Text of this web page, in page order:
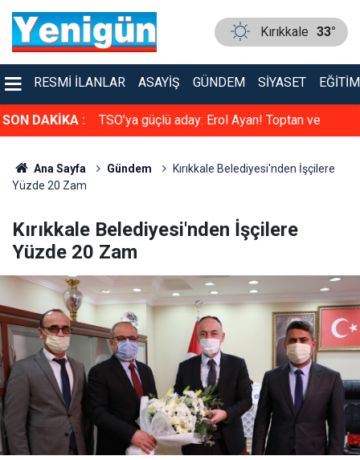
Kırıkkale 33°
RESMI İLANLAR ASAYIŞ GÜNDEM SIYASET EĞITIM
SON DAKİKA :
çarpıştı TSO’ya güçlü aday: Erol Ayan! Toptan ve
Ana Sayfa Gündem
Kırıkkale Belediyesi'nden İşçilere
Yüzde 20 Zam
Kırıkkale Belediyesi'nden İşçilere
Yüzde 20 Zam